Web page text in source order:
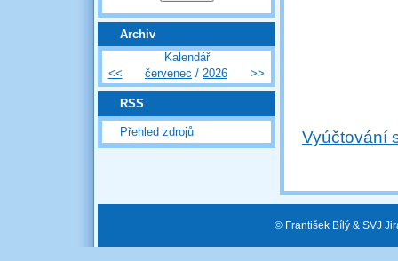
Archiv
Kalendář
<<
červenec / 2026 >>
RSS
Přehled zdrojů Vyúčtování
© František Bílý & SVJ